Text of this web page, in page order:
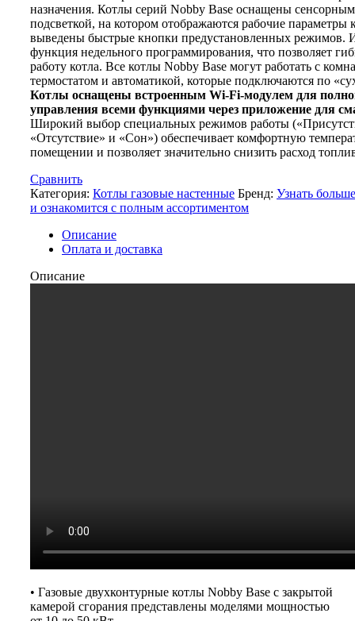
назначения. Котлы серий Nobby Base оснащены
подсветкой, на котором отображаются рабочие параметры
выведены быстрые кнопки предустановленных режимов.
функция недельного программирования, что позволяет
работу котла. Все котлы Nobby Base могут работать с
термостатом и автоматикой, которые подключаются по
Котлы оснащены встроенным Wi-Fi-модулем для
управления всеми функциями через приложение для
Широкий выбор специальных режимов работы
«Отсутствие» и «Сон») обеспечивает комфортную
помещении и позволяет значительно снизить расход
Сравнить
Категория: Котлы газовые настенные Бренд: Узнать
и ознакомится с полным ассортиментом
Описание
Оплата и доставка
Описание
• Газовые двухконтурные котлы Nobby Base с закрытой
камерой сгорания представлены моделями мощностью